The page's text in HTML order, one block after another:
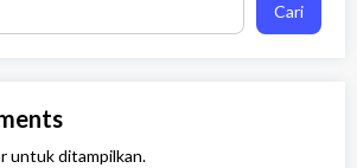
Cari
untuk ditampilkan.